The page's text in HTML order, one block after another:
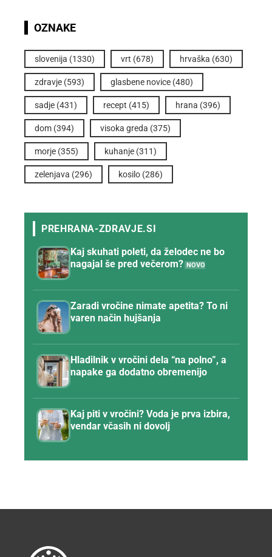
OZNAKE
slovenija (1330) vrt (678) hrvaška (630)
zdravje (593) glasbene novice (480)
sadje (431) recept (415) hrana (396)
dom (394) visoka greda (375)
morje (355) kuhanje (311)
zelenjava (296) kosilo (286)
Kaj skuhati poleti, da želodec ne bo
nagajal še pred večerom?
Zaradi vročine nimate apetita? To ni
varen način hujšanja
Hladilnik v vročini dela “na polno”, a
napake ga dodatno obremenijo
Kaj piti v vročini? Voda je prva izbira,
vendar včasih ni dovolj